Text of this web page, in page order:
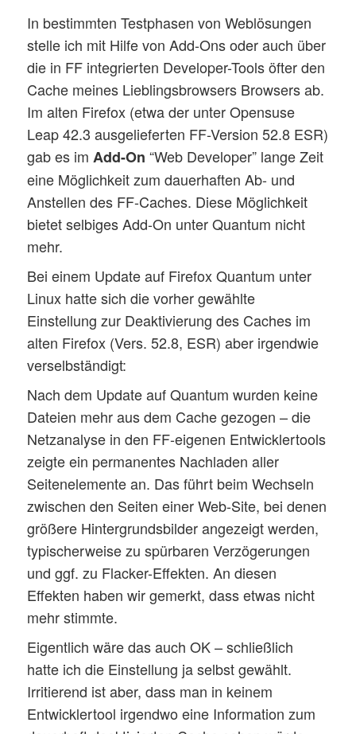
In bestimmten Testphasen von Weblösungen
stelle ich mit Hilfe von Add-Ons oder auch über
die in FF integrierten Developer-Tools öfter den
Cache meines Lieblingsbrowsers Browsers ab.
Im alten Firefox (etwa der unter Opensuse
Leap 42.3 ausgelieferten FF-Version 52.8 ESR)
gab es im Add-On “Web Developer” lange Zeit
eine Möglichkeit zum dauerhaften Ab- und
Anstellen des FF-Caches. Diese Möglichkeit
bietet selbiges Add-On unter Quantum nicht
mehr.
Bei einem Update auf Firefox Quantum unter
Linux hatte sich die vorher gewählte
Einstellung zur Deaktivierung des Caches im
alten Firefox (Vers. 52.8, ESR) aber irgendwie
verselbständigt:
Nach dem Update auf Quantum wurden keine
Dateien mehr aus dem Cache gezogen – die
Netzanalyse in den FF-eigenen Entwicklertools
zeigte ein permanentes Nachladen aller
Seitenelemente an. Das führt beim Wechseln
zwischen den Seiten einer Web-Site, bei denen
größere Hintergrundsbilder angezeigt werden,
typischerweise zu spürbaren Verzögerungen
und ggf. zu Flacker-Effekten. An diesen
Effekten haben wir gemerkt, dass etwas nicht
mehr stimmte.
Eigentlich wäre das auch OK – schließlich
hatte ich die Einstellung ja selbst gewählt.
Irritierend ist aber, dass man in keinem
Entwicklertool irgendwo eine Information zum